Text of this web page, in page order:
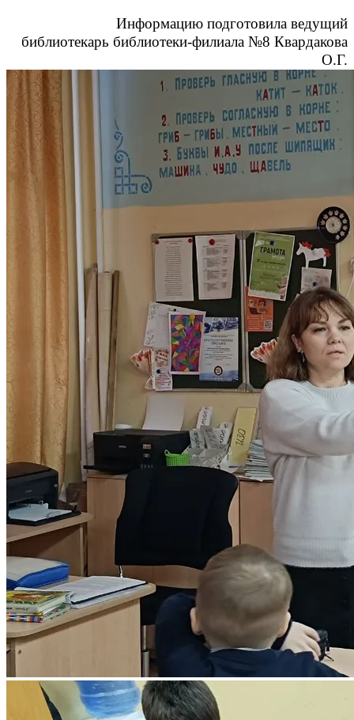
Информацию подготовила ведущий
библиотекарь библиотеки-филиала №8 Квардакова
О.Г.